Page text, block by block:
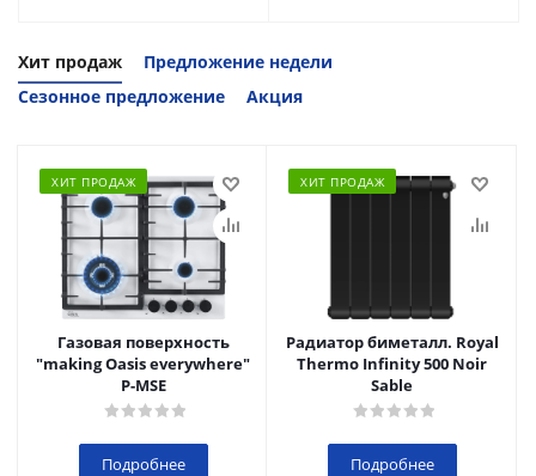
Хит продаж
Предложение недели
Сезонное предложение
Акция
ХИТ ПРОДАЖ
Газовая поверхность
"making Oasis everywhere"
P-MSE
Подробнее
ХИТ ПРОДАЖ
Радиатор биметалл. Royal
Thermo Infinity 500 Noir
Sable
Подробнее